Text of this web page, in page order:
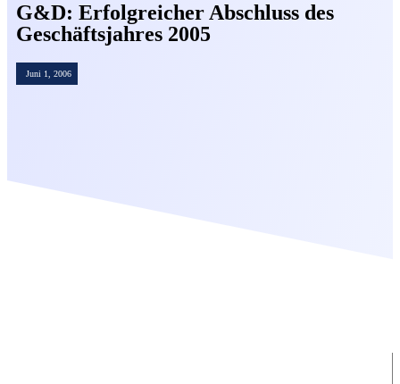
G&D: Erfolgreicher Abschluss des
Geschäftsjahres 2005
Juni 1, 2006